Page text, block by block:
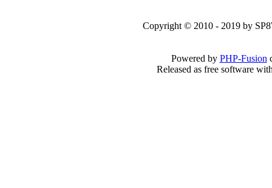
Copyright © 2010 - 2019 by
Powered by PHP-Fusion
Released as free software